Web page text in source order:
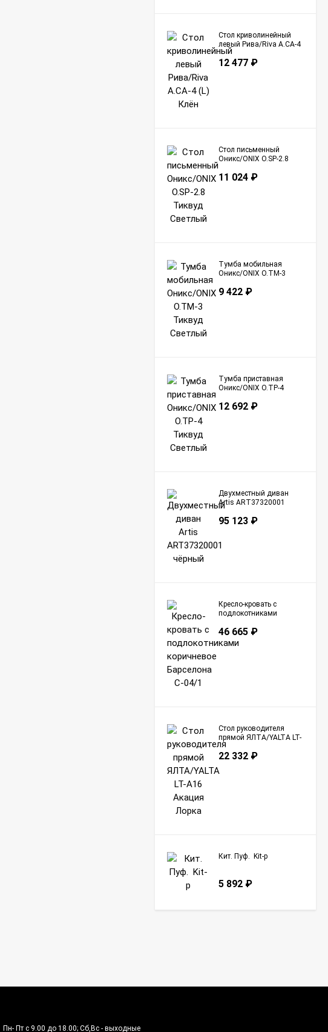
Стол криволинейный
левый Рива/Riva А.СА-4
(L) Клён
12 477 ₽
Стол письменный
Оникс/ONIX O.SP-2.8
11 024 ₽
Тумба мобильная
Оникс/ONIX O.TM-3
9 422 ₽
Тумба приставная
Оникс/ONIX O.TP-4
12 692 ₽
Двухместный диван
Artis ART37320001
95 123 ₽
Кресло-кровать с
подлокотниками
С-04/1
46 665 ₽
Стол руководителя
прямой ЯЛТА/YALTA LT-
A16 Акация Лорка
22 332 ₽
Кит. Пуф. Kit-p
5 892 ₽
Пн- Пт с 9.00 до 18.00; Сб,Вс - выходные